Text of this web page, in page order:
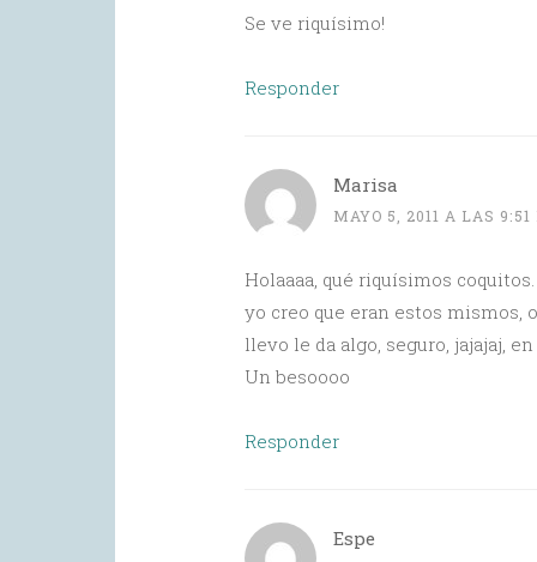
Se ve riquísimo!
Responder
Marisa
MAYO 5, 2011 A LAS 9:51
Holaaaa, qué riquísimos
yo creo que eran estos mismos,
llevo le da algo, seguro, jajajaj,
Un besoooo
Responder
Espe